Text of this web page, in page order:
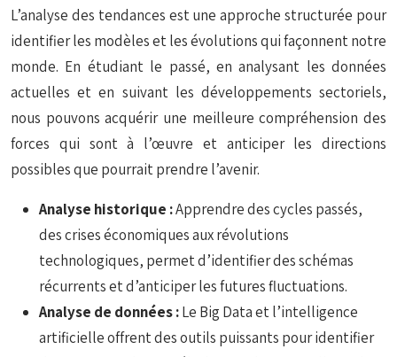
L’analyse des tendances est une approche structurée pour
identifier les modèles et les évolutions qui façonnent notre
monde. En étudiant le passé, en analysant les données
actuelles et en suivant les développements sectoriels,
nous pouvons acquérir une meilleure compréhension des
forces qui sont à l’œuvre et anticiper les directions
possibles que pourrait prendre l’avenir.
Analyse historique :Apprendre des cycles passés,
des crises économiques aux révolutions
technologiques, permet d’identifier des schémas
récurrents et d’anticiper les futures fluctuations.
Analyse de données :Le Big Data et l’intelligence
artificielle offrent des outils puissants pour identifier